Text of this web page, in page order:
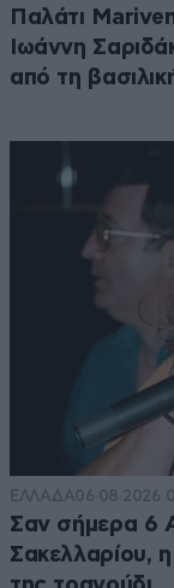
Παλάτι
Ιωάννη
από τη
ΕΛΛΑΔΑ06·08·2026
Σαν σήμερα 6
Σακελλαρίου,